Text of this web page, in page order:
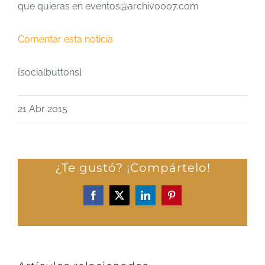
que quieras en eventos@archivo007.com
Comentar esta noticia
{socialbuttons}
21 Abr 2015
¿Te gustó? ¡Compártelo!
Facebook
X LinkedInPinterest